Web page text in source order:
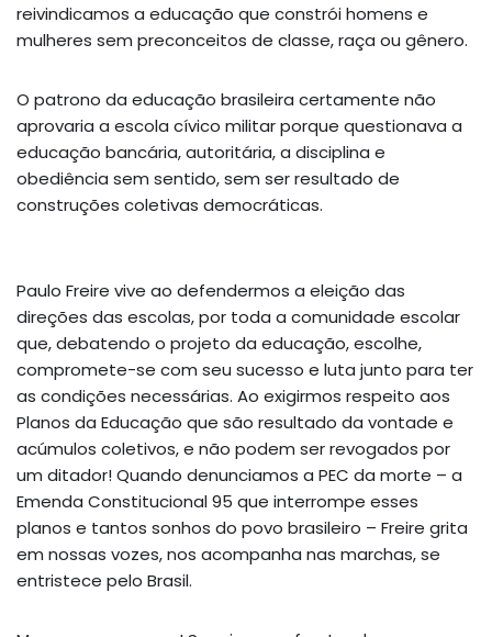
reivindicamos a educação que constrói homens e
mulheres sem preconceitos de classe, raça ou gênero.
O patrono da educação brasileira certamente não
aprovaria a escola cívico militar porque questionava a
educação bancária, autoritária, a disciplina e
obediência sem sentido, sem ser resultado de
construções coletivas democráticas.
Paulo Freire vive ao defendermos a eleição das
direções das escolas, por toda a comunidade escolar
que, debatendo o projeto da educação, escolhe,
compromete-se com seu sucesso e luta junto para ter
as condições necessárias. Ao exigirmos respeito aos
Planos da Educação que são resultado da vontade e
acúmulos coletivos, e não podem ser revogados por
um ditador! Quando denunciamos a PEC da morte – a
Emenda Constitucional 95 que interrompe esses
planos e tantos sonhos do povo brasileiro – Freire grita
em nossas vozes, nos acompanha nas marchas, se
entristece pelo Brasil.